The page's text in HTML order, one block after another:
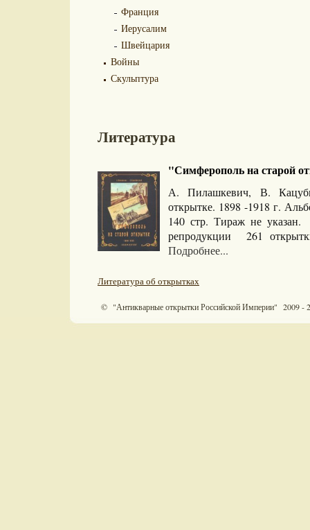
Франция
Иерусалим
Швейцария
Войны
Скульптура
Литература
"Симферополь на старой
А. Пилашкевич, В.
открытке. 1898 -1918 г.
140 стр. Тираж не указан.
репродукции 261
Подробнее...
Литература об открытках
© "Антикварные открытки Российской Империи" 2009 -